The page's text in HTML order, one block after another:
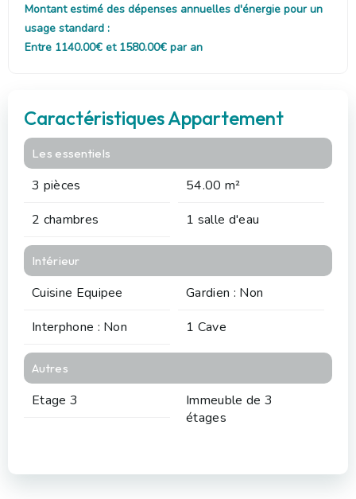
Montant estimé des dépenses annuelles d'énergie pour un
usage standard :
Entre 1140.00€ et 1580.00€ par an
Caractéristiques Appartement
Les essentiels
3 pièces
54.00 m²
2 chambres
1 salle d'eau
Intérieur
Cuisine Equipee
Gardien : Non
Interphone : Non
1 Cave
Autres
Etage 3
Immeuble de 3
étages